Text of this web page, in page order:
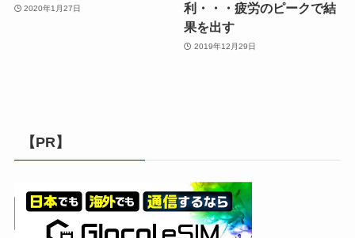
2020年1月27日
利・・・疲労のピークで結
果を出す
2019年12月29日
【PR】